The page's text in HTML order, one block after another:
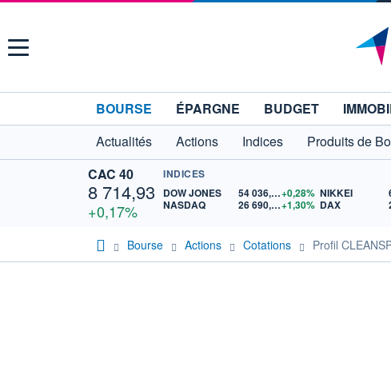
Menu
BOURSE ÉPARGNE BUDGET
Actualités
Actions Indices Produits de
CAC 40
8 714,93
+0,17%
INDICES
DOW JONES
54 036,93+0,28%
NASDAQ
26 690,62+1,30%
NIKKEI
DAX
Bourse Actions Cotations Profil